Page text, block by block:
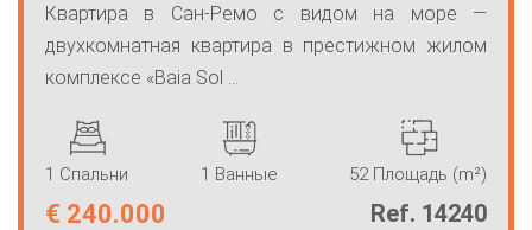
Квартира в Сан-Ремо с видом на море —
двухкомнатная квартира в престижном жилом
комплексе «Baia Sol ...
1 Спальни 1 Ванные 52 Площадь (m²)
€ 240.000 Ref. 14240